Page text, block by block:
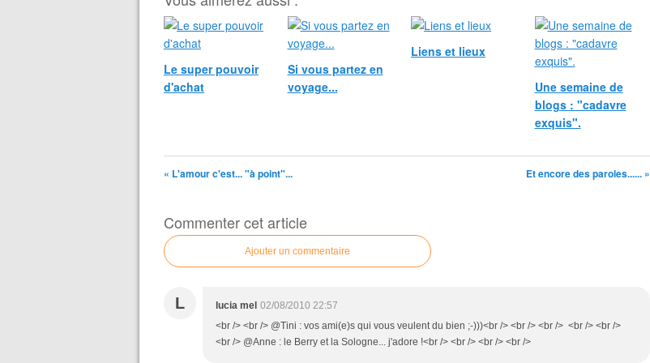
Le super pouvoir
d'achat
Si vous partez en
voyage...
Liens et lieux
Une semaine de
blogs : "cadavre
exquis".
« L'amour c'est... "à point"... Et encore des paroles...... »
Commenter cet article
Ajouter un commentaire
L lucia mel 02/08/2010 22:57
<br /> <br /> @Tini : vos ami(e)s qui vous veulent du bien ;-)))<br /> <br /> <br /> <br /> <br />
<br /> @Anne : le Berry et la Sologne... j'adore !<br /> <br /> <br /> <br />